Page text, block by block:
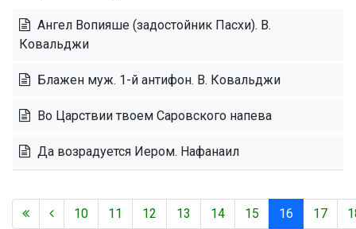
Ангел Вопияше (задостойник Пасхи). В.
Ковальджи
Блажен муж. 1-й антифон. В. Ковальджи
Во Царствии твоем Саровского напева
Да возрадуется Иером. Нафанаил
10 11 12 13 14 15 16 17